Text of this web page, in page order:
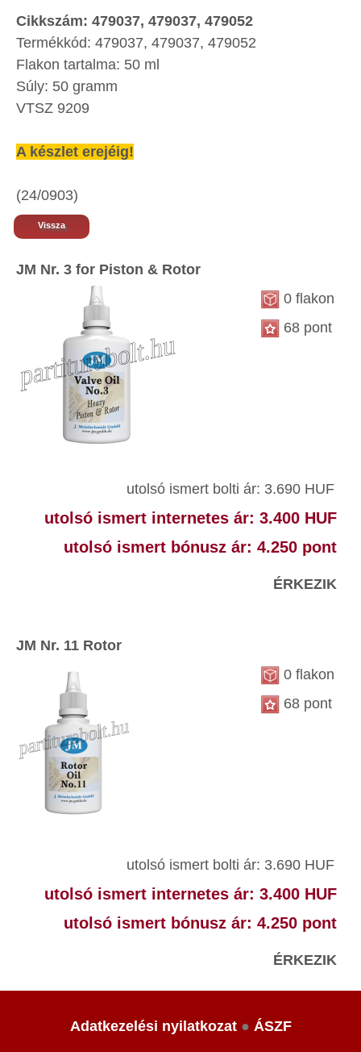
​Cikkszám: 479037, 479037, 479052
Termékkód: 479037, 479037, 479052
Flakon tartalma: 50 ml
Súly: 50 gramm
VTSZ 9209
A készlet erejéig!
(24/0903)
Vissza
JM Nr. 3 for Piston & Rotor
0 flakon
68 pont
utolsó ismert bolti ár: 3.690 HUF
utolsó ismert internetes ár: 3.400 HUF
utolsó ismert bónusz ár: 4.250 pont
ÉRKEZIK
JM Nr. 11 Rotor
0 flakon
68 pont
utolsó ismert bolti ár: 3.690 HUF
utolsó ismert internetes ár: 3.400 HUF
utolsó ismert bónusz ár: 4.250 pont
ÉRKEZIK
Adatkezelési nyilatkozat● ÁSZF